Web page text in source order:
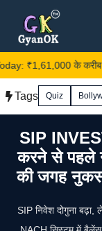
content
₹1,61,000 के करीब
Tags Quiz
SIP
करने से पहले
की जगह
SIP निवेश दोगुना